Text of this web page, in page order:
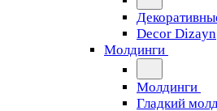
Decor Dizayn
Молдинги
Молдинги
Гладкий